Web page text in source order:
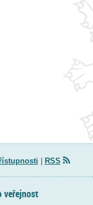
RSS
veřejnost